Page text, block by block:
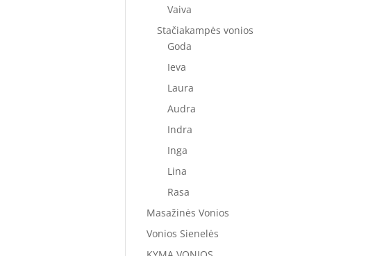
Vaiva
Stačiakampės vonios
Goda
Ieva
Laura
Audra
Indra
Inga
Lina
Rasa
Masažinės Vonios
Vonios Sienelės